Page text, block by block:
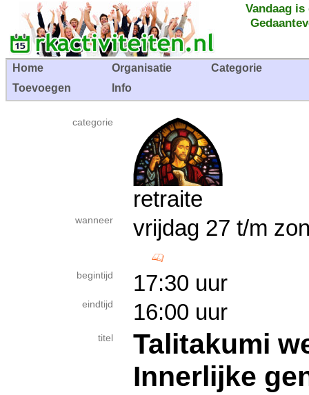
Vandaag
Home Organisatie
Categorie
Toevoegen
Info
categorie
retraite
wanneer vrijdag 27 t/m
begintijd 17:30 uur
eindtijd 16:00 uur
titel
Talitakumi
Innerlijke